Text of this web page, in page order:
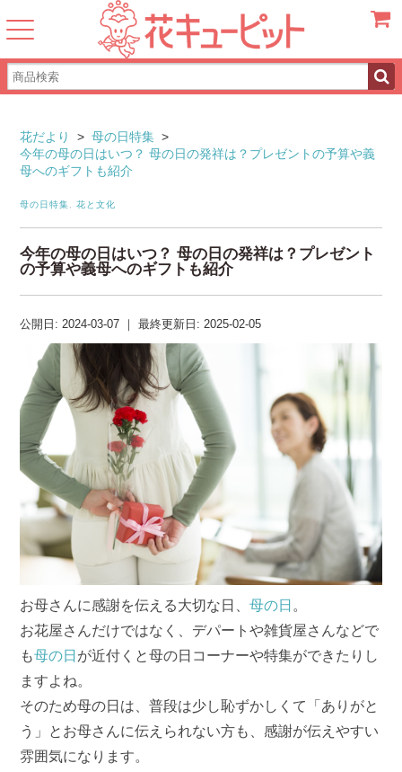
花だより > 母の日特集 >
今年の母の日はいつ？ 母の日の発祥は？プレゼントの予算や義
母へのギフトも紹介
母の日特集 ,花と文化
今年の母の日はいつ？ 母の日の発祥は？プレゼント
の予算や義母へのギフトも紹介
公開日:2024-03-07 ｜最終更新日:2025-02-05
お母さんに感謝を伝える大切な日、母の日 。
お花屋さんだけではなく、デパートや雑貨屋さんなどで
も母の日 が近付くと母の日コーナーや特集ができたりし
ますよね。
そのため母の日は、普段は少し恥ずかしくて「ありがと
う」とお母さんに伝えられない方も、感謝が伝えやすい
雰囲気になります。